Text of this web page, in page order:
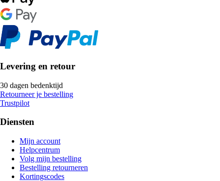
Levering en retour
30 dagen bedenktijd
Retourneer je bestelling
Trustpilot
Diensten
Mijn account
Helpcentrum
Volg mijn bestelling
Bestelling retourneren
Kortingscodes